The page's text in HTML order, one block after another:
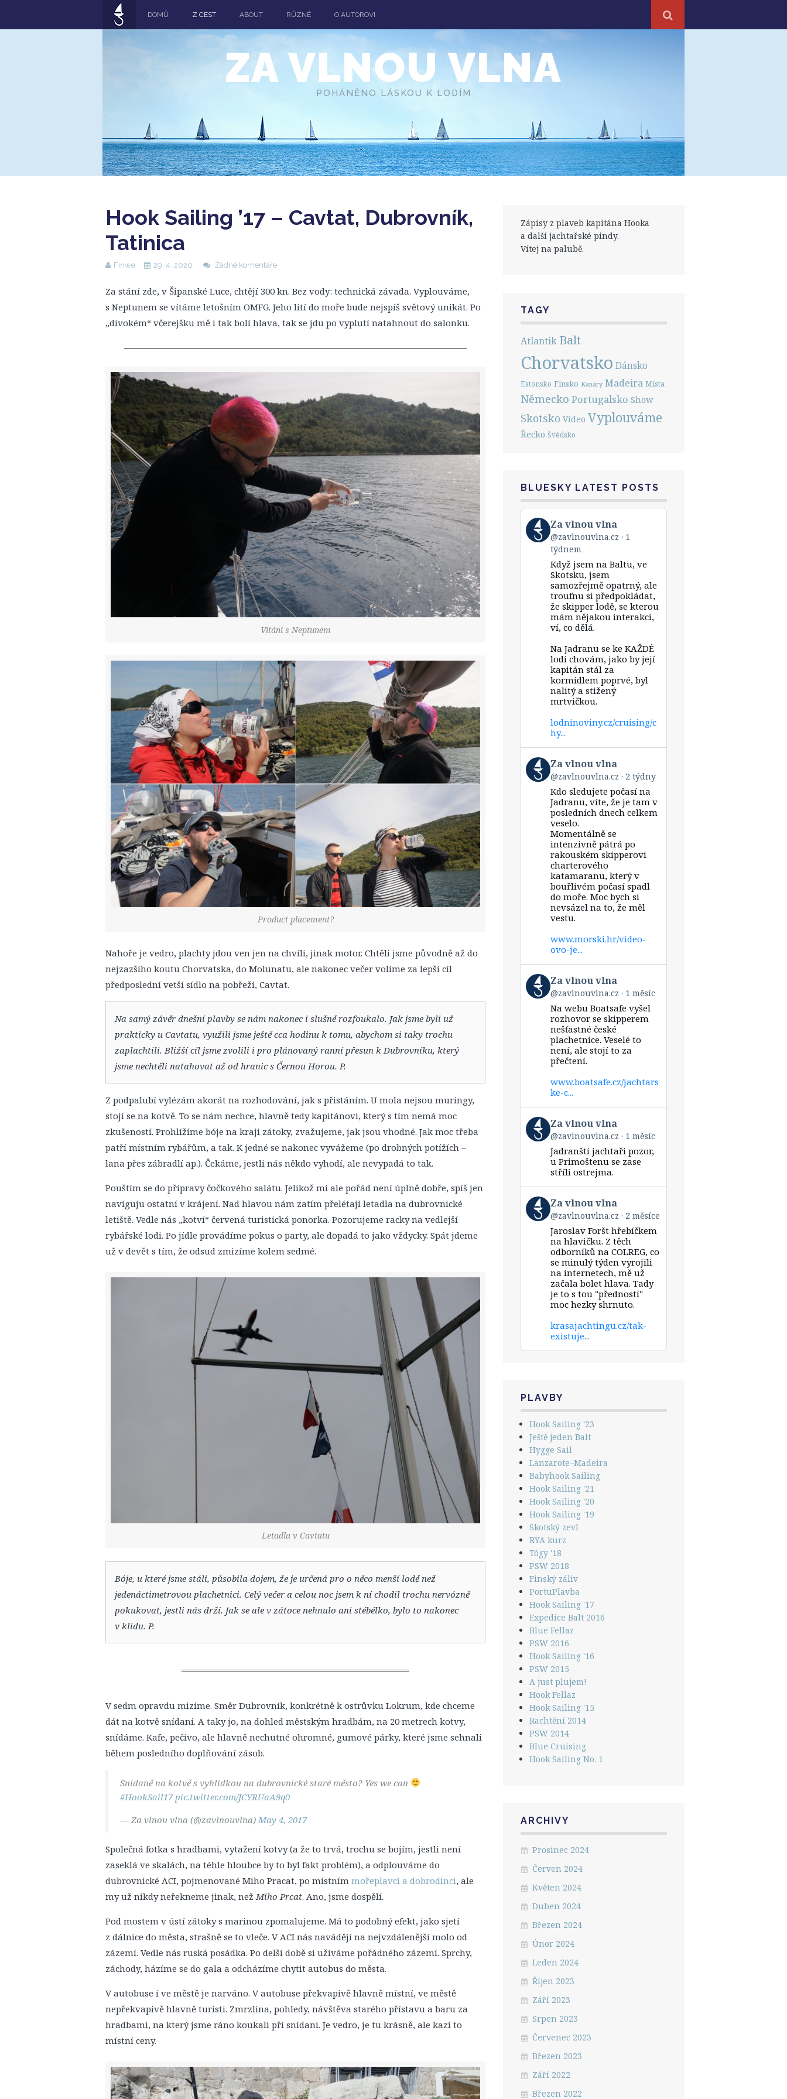
DOMŮ Z CEST ABOUT RŮZNÉ O AUTOROVI
ZA VLNOU VLNA
POHÁNĚNO LÁSKOU K LODÍM
Hook Sailing ’17 – Cavtat, Dubrovník,
Tatinica
Finwe 29. 4. 2020 Žádné komentáře
Za stání zde, v Šipanské Luce, chtějí 300 kn. Bez vody: technická závada. Vyplouváme,
s Neptunem se vítáme letošním OMFG. Jeho lití do moře bude nejspíš světový unikát. Po
„divokém“ včerejšku mě i tak bolí hlava, tak se jdu po vyplutí natahnout do salonku.
Vítání s Neptunem
Product placement?
Nahoře je vedro, plachty jdou ven jen na chvíli, jinak motor. Chtěli jsme původně až do
nejzazšího koutu Chorvatska, do Molunatu, ale nakonec večer volíme za lepší cíl
předposlední vetší sídlo na pobřeží, Cavtat.
Na samý závěr dnešní plavby se nám nakonec i slušně rozfoukalo. Jak jsme byli už
prakticky u Cavtatu, využili jsme ještě cca hodinu k tomu, abychom si taky trochu
zaplachtili. Bližší cíl jsme zvolili i pro plánovaný ranní přesun k Dubrovníku, který
jsme nechtěli natahovat až od hranic s Černou Horou. P.
Z podpalubí vylézám akorát na rozhodování, jak s přistáním. U mola nejsou muringy,
stojí se na kotvě. To se nám nechce, hlavně tedy kapitánovi, který s tím nemá moc
zkušeností. Prohlížíme bóje na kraji zátoky, zvažujeme, jak jsou vhodné. Jak moc třeba
patří místním rybářům, a tak. K jedné se nakonec vyvážeme (po drobných potížích –
lana přes zábradlí ap.). Čekáme, jestli nás někdo vyhodí, ale nevypadá to tak.
Pouštím se do přípravy čočkového salátu. Jelikož mi ale pořád není úplně dobře, spíš jen
naviguju ostatní v krájení. Nad hlavou nám zatím přelétají letadla na dubrovnické
letiště. Vedle nás „kotví“ červená turistická ponorka. Pozorujeme racky na vedlejší
rybářské lodi. Po jídle provádíme pokus o party, ale dopadá to jako vždycky. Spát jdeme
už v devět s tím, že odsud zmizíme kolem sedmé.
Letadla v Cavtatu
Bóje, u které jsme stáli, působila dojem, že je určená pro o něco menší lodě než
jedenáctimetrovou plachetnici. Celý večer a celou noc jsem k ní chodil trochu nervózně
pokukovat, jestli nás drží. Jak se ale v zátoce nehnulo ani stébélko, bylo to nakonec
v klidu. P.
V sedm opravdu mizíme. Směr Dubrovník, konkrétně k ostrůvku Lokrum, kde chceme
dát na kotvě snídani. A taky jo, na dohled městským hradbám, na 20 metrech kotvy,
snídáme. Kafe, pečivo, ale hlavně nechutné ohromné, gumové párky, které jsme sehnali
během posledního doplňování zásob.
Snídaně na kotvě s vyhlídkou na dubrovnické staré město? Yes we can
#HookSail17 pic.twitter.com/JCYRUaA9q0
— Za vlnou vlna (@zavlnouvlna) May 4, 2017
Společná fotka s hradbami, vytažení kotvy (a že to trvá, trochu se bojím, jestli není
zaseklá ve skalách, na téhle hloubce by to byl fakt problém), a odplouváme do
dubrovnické ACI, pojmenované Miho Pracat, po místním mořeplavci a dobrodinci, ale
my už nikdy neřekneme jinak, než Miho Prcat. Ano, jsme dospělí.
Pod mostem v ústí zátoky s marinou zpomalujeme. Má to podobný efekt, jako sjetí
z dálnice do města, strašně se to vleče. V ACI nás navádějí na nejvzdálenější molo od
zázemí. Vedle nás ruská posádka. Po delší době si užíváme pořádného zázemí. Sprchy,
záchody, házíme se do gala a odcházíme chytit autobus do města.
V autobuse i ve městě je narváno. V autobuse překvapivě hlavně místní, ve městě
nepřekvapivě hlavně turisti. Zmrzlina, pohledy, návštěva starého přístavu a baru za
hradbami, na který jsme ráno koukali při snídani. Je vedro, je tu krásně, ale kazí to
místní ceny.
Zápisy z plaveb kapitána Hooka
a další jachtařské pindy.
Vítej na palubě.
TAGY
Atlantik Balt
Chorvatsko Dánsko
Estonsko Finsko Kanáry Madeira Místa
Německo Portugalsko Show
Skotsko Video Vyplouváme
Řecko Švédsko
BLUESKY LATEST POSTS
View
post
by
Bluesky
Za vlnou vlna
@zavlnouvlna.cz
1
týdnem
Když jsem na Baltu, ve
Skotsku, jsem
samozřejmě opatrný, ale
troufnu si předpokládat,
že skipper lodě, se kterou
mám nějakou interakci,
ví, co dělá.
Na Jadranu se ke KAŽDÉ
lodi chovám, jako by její
kapitán stál za
kormidlem poprvé, byl
nalitý a stižený
mrtvičkou.
lodninoviny.cz/cruising/c
hy...
View
post
by
Bluesky
Za vlnou vlna
@zavlnouvlna.cz 2 týdny
Kdo sledujete počasí na
Jadranu, víte, že je tam v
posledních dnech celkem
veselo.
Momentálně se
intenzivně pátrá po
rakouském skipperovi
charterového
katamaranu, který v
bouřlivém počasí spadl
do moře. Moc bych si
nevsázel na to, že měl
vestu.
www.morski.hr/video-
ovo-je...
View
post
by
Bluesky
Za vlnou vlna
@zavlnouvlna.cz 1 měsíc
Na webu Boatsafe vyšel
rozhovor se skipperem
nešťastné české
plachetnice. Veselé to
není, ale stojí to za
přečtení.
www.boatsafe.cz/jachtars
ke-c...
View
post
by
Bluesky
Za vlnou vlna
@zavlnouvlna.cz 1 měsíc
Jadranští jachtaři pozor,
u Primoštenu se zase
stříli ostrejma.
View
post
by
Bluesky
Za vlnou vlna
@zavlnouvlna.cz 2 měsíce
Jaroslav Foršt hřebíčkem
na hlavičku. Z těch
odborníků na COLREG, co
se minulý týden vyrojili
na internetech, mě už
začala bolet hlava. Tady
je to s tou "předností"
moc hezky shrnuto.
krasajachtingu.cz/tak-
existuje...
PLAVBY
Hook Sailing '23
Ještě jeden Balt
Hygge Sail
Lanzarote–Madeira
Babyhook Sailing
Hook Sailing '21
Hook Sailing '20
Hook Sailing '19
Skotský zevl
RYA kurz
Tógy '18
PSW 2018
Finský záliv
PortuPlavba
Hook Sailing '17
Expedice Balt 2016
Blue Fellaz
PSW 2016
Hook Sailing '16
PSW 2015
A just plujem!
Hook Fellaz
Hook Sailing '15
Rachtění 2014
PSW 2014
Blue Cruising
Hook Sailing No. 1
ARCHIVY
Prosinec 2024
Červen 2024
Květen 2024
Duben 2024
Březen 2024
Únor 2024
Leden 2024
Říjen 2023
Září 2023
Srpen 2023
Červenec 2023
Březen 2023
Září 2022
Březen 2022